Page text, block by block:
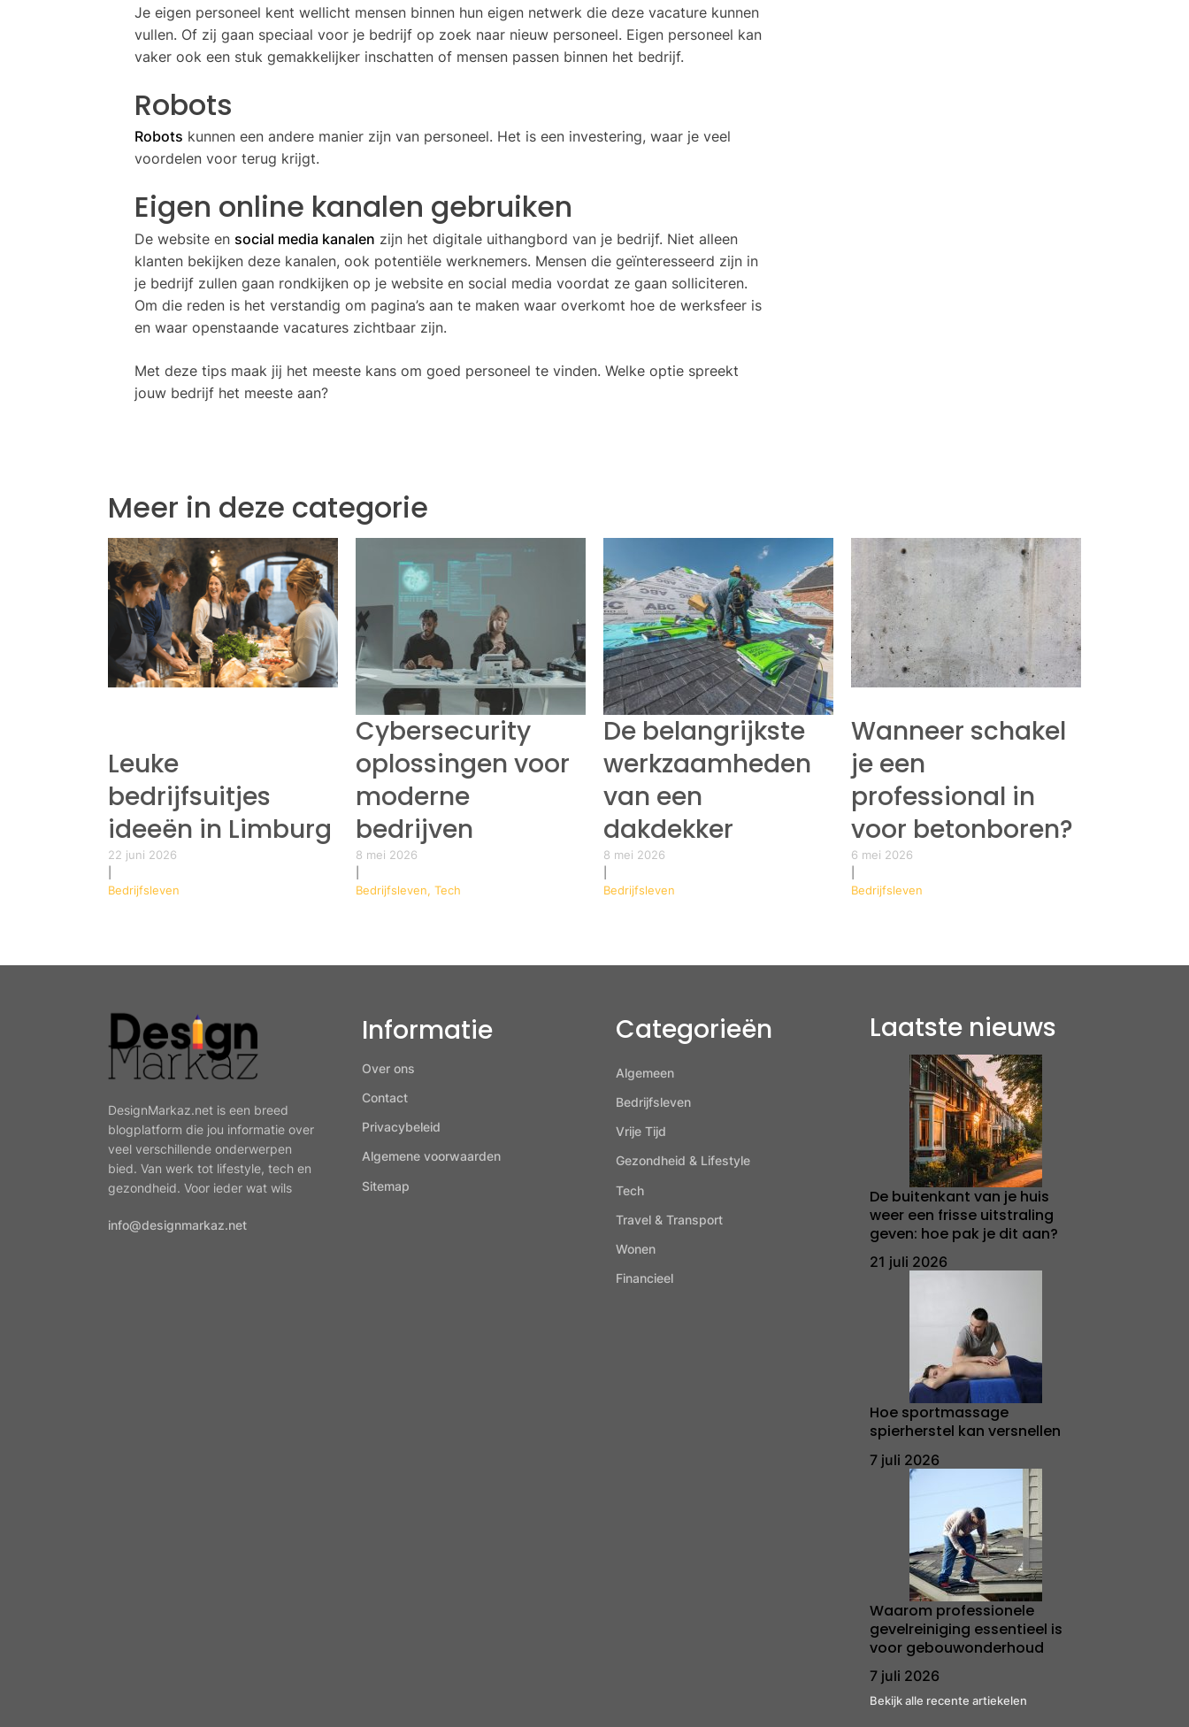
Je eigen personeel kent wellicht mensen binnen hun eigen netwerk die deze vacature kunnen
vullen. Of zij gaan speciaal voor je bedrijf op zoek naar nieuw personeel. Eigen personeel kan
vaker ook een stuk gemakkelijker inschatten of mensen passen binnen het bedrijf.
Robots
Robots kunnen een andere manier zijn van personeel. Het is een investering, waar je veel
voordelen voor terug krijgt.
Eigen online kanalen gebruiken
De website en social media kanalen zijn het digitale uithangbord van je bedrijf. Niet alleen
klanten bekijken deze kanalen, ook potentiële werknemers. Mensen die geïnteresseerd zijn in
je bedrijf zullen gaan rondkijken op je website en social media voordat ze gaan solliciteren.
Om die reden is het verstandig om pagina’s aan te maken waar overkomt hoe de werksfeer is
en waar openstaande vacatures zichtbaar zijn.
Met deze tips maak jij het meeste kans om goed personeel te vinden. Welke optie spreekt
jouw bedrijf het meeste aan?
Meer in deze categorie
Leuke
bedrijfsuitjes
ideeën in Limburg
22 juni 2026
Bedrijfsleven
Cybersecurity
oplossingen voor
moderne
bedrijven
8 mei 2026
Bedrijfsleven, Tech
De belangrijkste
werkzaamheden
van een
dakdekker
8 mei 2026
Bedrijfsleven
Wanneer schakel
je een
professional in
voor betonboren?
6 mei 2026
Bedrijfsleven
DesignMarkaz.net is een breed
blogplatform die jou informatie over
veel verschillende onderwerpen
bied. Van werk tot lifestyle, tech en
gezondheid. Voor ieder wat wils
info@designmarkaz.net
Informatie
Over ons
Contact
Privacybeleid
Algemene voorwaarden
Sitemap
Categorieën
Algemeen
Bedrijfsleven
Vrije Tijd
Gezondheid & Lifestyle
Tech
Travel & Transport
Wonen
Financieel
Laatste nieuws
De buitenkant van je huis
weer een frisse uitstraling
geven: hoe pak je dit aan?
21 juli 2026
Hoe sportmassage
spierherstel kan versnellen
7 juli 2026
Waarom professionele
gevelreiniging essentieel is
voor gebouwonderhoud
7 juli 2026
Bekijk alle recente artiekelen